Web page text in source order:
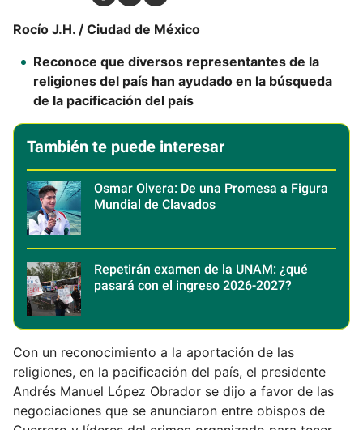
Rocío J.H. / Ciudad de México
Reconoce que diversos representantes de la
religiones del país han ayudado en la búsqueda
de la pacificación del país
También te puede interesar
Osmar Olvera: De una Promesa a Figura
Mundial de Clavados
Repetirán examen de la UNAM: ¿qué
pasará con el ingreso 2026-2027?
Con un reconocimiento a la aportación de las
religiones, en la pacificación del país, el presidente
Andrés Manuel López Obrador se dijo a favor de las
negociaciones que se anunciaron entre obispos de